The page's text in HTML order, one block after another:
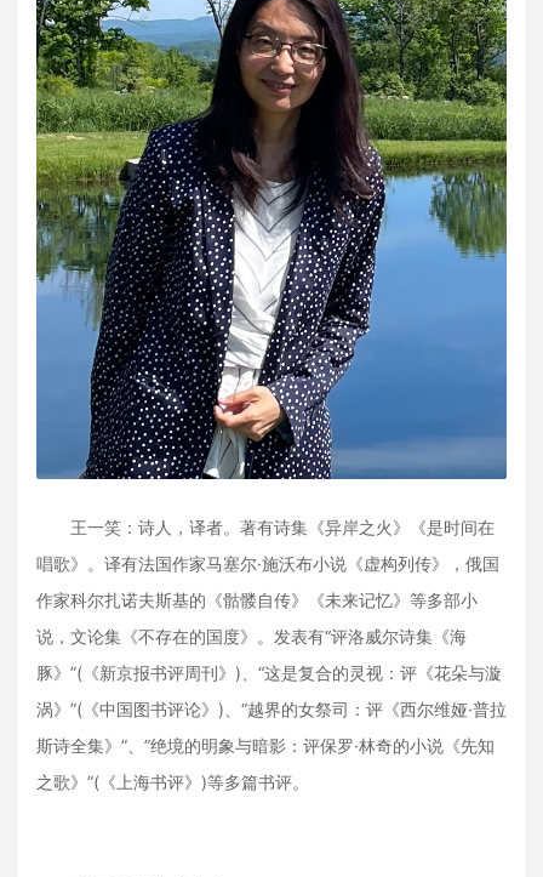
王一笑：诗人，译者。著有诗集《异岸之火》《是时间在
唱歌》。译有法国作家马塞尔·施沃布小说《虚构列传》，俄国
作家科尔扎诺夫斯基的《骷髅自传》《未来记忆》等多部小
说，文论集《不存在的国度》。发表有“评洛威尔诗集《海
豚》”(《新京报书评周刊》)、“这是复合的灵视：评《花朵与漩
涡》”(《中国图书评论》)、“越界的女祭司：评《西尔维娅·普拉
斯诗全集》”、”绝境的明象与暗影：评保罗·林奇的小说《先知
之歌》”(《上海书评》)等多篇书评。